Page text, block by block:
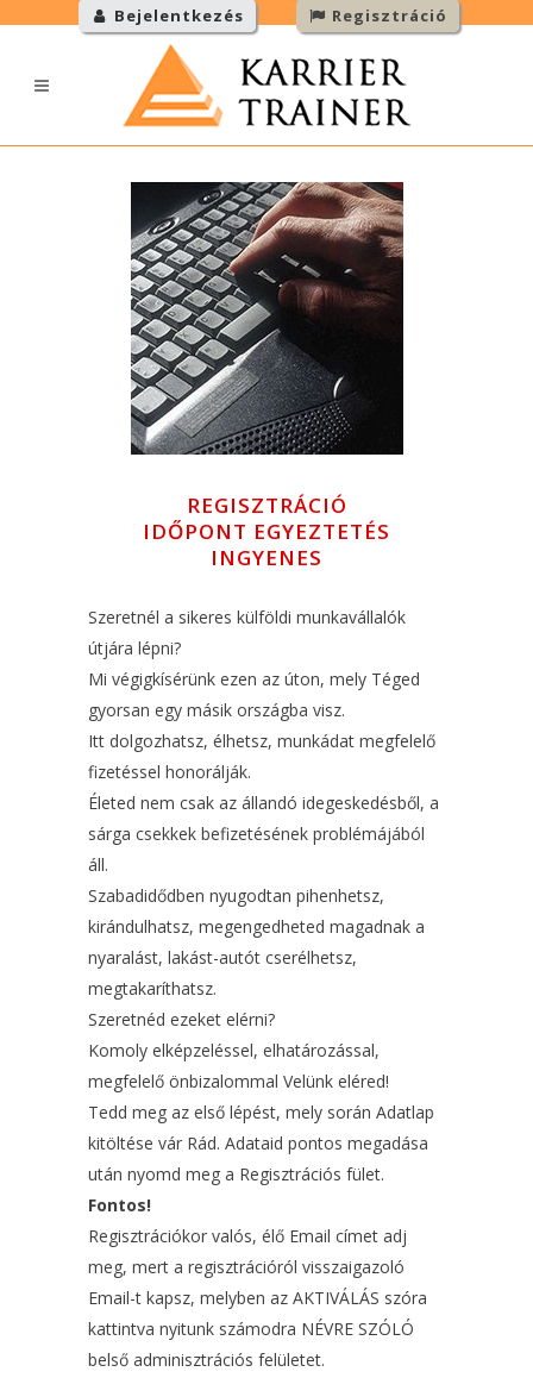
Bejelentkezés Regisztráció
REGISZTRÁCIÓ
IDŐPONT EGYEZTETÉS
INGYENES
Szeretnél a sikeres külföldi munkavállalók
útjára lépni?
Mi végigkísérünk ezen az úton, mely Téged
gyorsan egy másik országba visz.
Itt dolgozhatsz, élhetsz, munkádat megfelelő
fizetéssel honorálják.
Életed nem csak az állandó idegeskedésből, a
sárga csekkek befizetésének problémájából
áll.
Szabadidődben nyugodtan pihenhetsz,
kirándulhatsz, megengedheted magadnak a
nyaralást, lakást-autót cserélhetsz,
megtakaríthatsz.
Szeretnéd ezeket elérni?
Komoly elképzeléssel, elhatározással,
megfelelő önbizalommal Velünk eléred!
Tedd meg az első lépést, mely során Adatlap
kitöltése vár Rád. Adataid pontos megadása
után nyomd meg a Regisztrációs fület.
Fontos!
Regisztrációkor valós, élő Email címet adj
meg, mert a regisztrációról visszaigazoló
Email-t kapsz, melyben az AKTIVÁLÁS szóra
kattintva nyitunk számodra NÉVRE SZÓLÓ
belső adminisztrációs felületet.